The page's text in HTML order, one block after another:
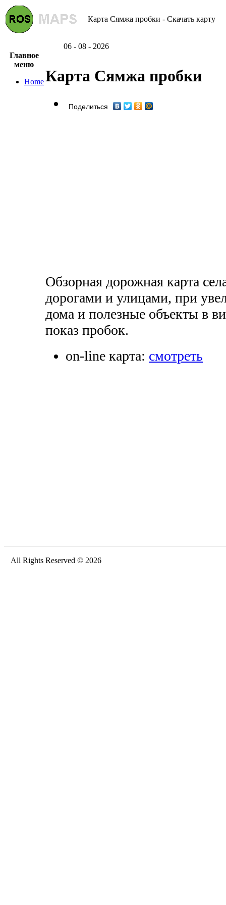
Карта Сямжа пробки - Скачать карту
06 - 08 - 2026
Главное
меню
HomeКарта Сямжа пробки
Поделиться
Обзорная дорожная карта
дорогами и улицами, при
дома и полезные объекты в
показ пробок.
on-line карта: смотреть
All Rights Reserved © 2026